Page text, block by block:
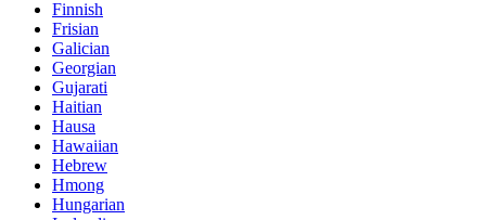
Finnish
Frisian
Galician
Georgian
Gujarati
Haitian
Hausa
Hawaiian
Hebrew
Hmong
Hungarian